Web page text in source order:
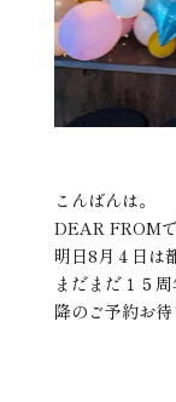
こんばんは。
DEAR FROMで
明日8月４日は
まだまだ１５
降のご予約お待